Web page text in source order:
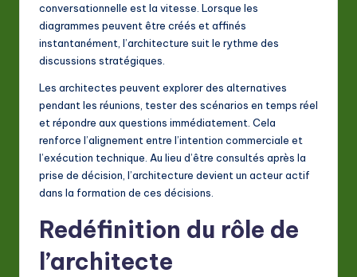
conversationnelle est la vitesse. Lorsque les
diagrammes peuvent être créés et affinés
instantanément, l’architecture suit le rythme des
discussions stratégiques.
Les architectes peuvent explorer des alternatives
pendant les réunions, tester des scénarios en temps réel
et répondre aux questions immédiatement. Cela
renforce l’alignement entre l’intention commerciale et
l’exécution technique. Au lieu d’être consultés après la
prise de décision, l’architecture devient un acteur actif
dans la formation de ces décisions.
Redéfinition du rôle de
l’architecte